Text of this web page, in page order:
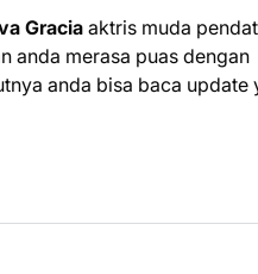
Gracia aktris muda
anda merasa puas dengan
anda bisa baca update